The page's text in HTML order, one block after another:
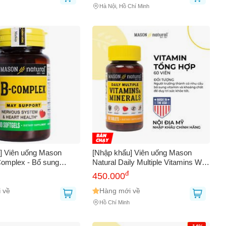
Hà Nội, Hồ Chí Minh
Viên uống Mason
- Bổ sung
B cho cơ thể
về
[Nhập khẩu] Viên uống Mason
Natural Daily Multiple Vitamins With
Minerals - Bổ sung vitamin cho cơ
thể (60 viên)
450.000đ
Hàng mới về
Hồ Chí Minh